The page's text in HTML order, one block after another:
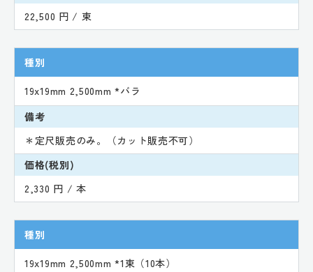
22,500 円 / 束
種別
19x19mm 2,500mm *バラ
備考
＊定尺販売のみ。（カット販売不可）
価格(税別)
2,330 円 / 本
種別
19x19mm 2,500mm *1束（10本）